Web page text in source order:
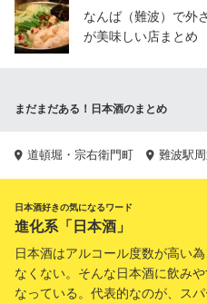
なんば（難波）で外
が美味しい店まとめ
まだまだある！日本酒のまとめ
道頓堀・宗右衛門町 難波駅
日本酒好きの気になるワード
進化系「日本酒」
日本酒はアルコール度数が高い
なくない。そんな日本酒に飲み
なっている。代表的なのが、ス